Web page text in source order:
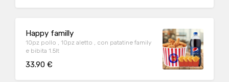
Happy familly
10pz pollo , 10pz aletto , con patatine family
e bibita 1.5lt
33.90 €